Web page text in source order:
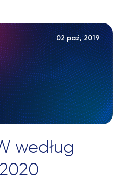
02 paź, 2019
według